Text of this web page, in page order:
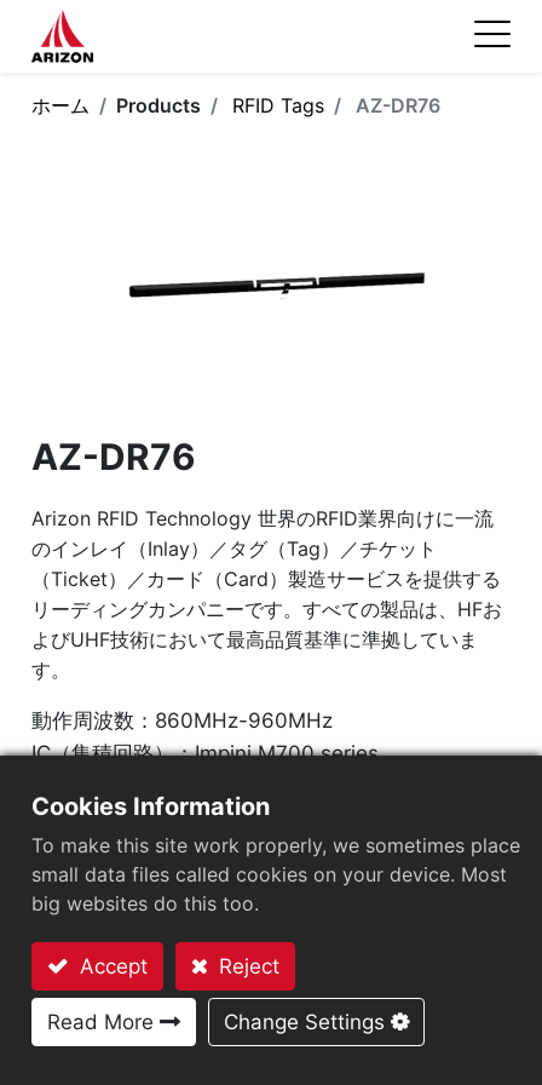
ホーム Products RFID Tags AZ-DR76
AZ-DR76
Arizon RFID Technology 世界のRFID業界向けに一流
のインレイ（Inlay）／タグ（Tag）／チケット
（Ticket）／カード（Card）製造サービスを提供する
リーディングカンパニーです。すべての製品は、HFお
よびUHF技術において最高品質基準に準拠していま
す。
動作周波数：860MHz-960MHz
IC（集積回路）：Impinj M700 series
63
チップ： Impinj M700 Series
EPCメモリ： 128 bits/96 bits
User Memory： 0/32 bits
お問い合わせ
Cookies Information
To make this site work properly, we sometimes place
small data files called cookies on your device. Most
big websites do this too.
Accept Reject
Read More Change Settings